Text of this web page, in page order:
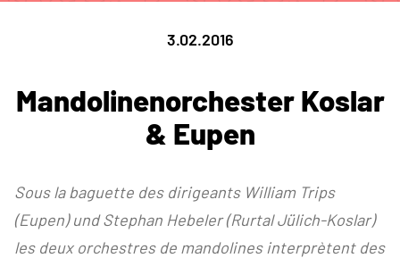
3.02.2016
Mandolinenorchester Koslar
& Eupen
Sous la baguette des dirigeants William Trips
(Eupen) und Stephan Hebeler (Rurtal Jülich-Koslar)
les deux orchestres de mandolines interprètent des